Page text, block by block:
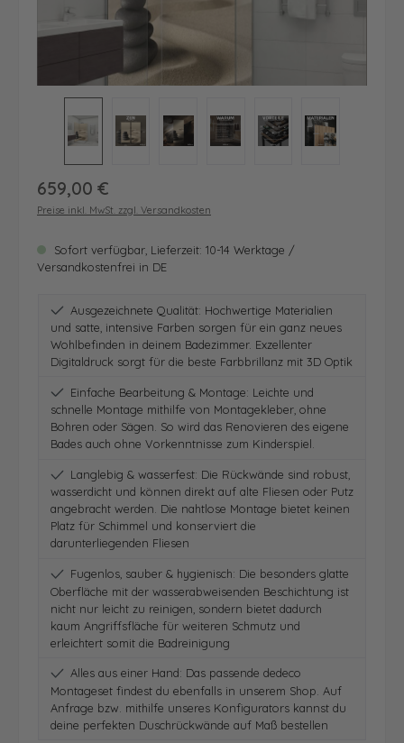
Regulärer Preis:
659,00 €
Preise inkl. MwSt. zzgl. Versandkosten
Sofort verfügbar, Lieferzeit: 10-14 Werktage /
Versandkostenfrei in DE
Ausgezeichnete Qualität: Hochwertige Materialien
und satte, intensive Farben sorgen für ein ganz neues
Wohlbefinden in deinem Badezimmer. Exzellenter
Digitaldruck sorgt für die beste Farbbrillanz mit 3D Optik
Einfache Bearbeitung & Montage: Leichte und
schnelle Montage mithilfe von Montagekleber, ohne
Bohren oder Sägen. So wird das Renovieren des eigene
Bades auch ohne Vorkenntnisse zum Kinderspiel.
Langlebig & wasserfest: Die Rückwände sind robust,
wasserdicht und können direkt auf alte Fliesen oder Putz
angebracht werden. Die nahtlose Montage bietet keinen
Platz für Schimmel und konserviert die
darunterliegenden Fliesen
Fugenlos, sauber & hygienisch: Die besonders glatte
Oberfläche mit der wasserabweisenden Beschichtung ist
nicht nur leicht zu reinigen, sondern bietet dadurch
kaum Angriffsfläche für weiteren Schmutz und
erleichtert somit die Badreinigung
Alles aus einer Hand: Das passende dedeco
Montageset findest du ebenfalls in unserem Shop. Auf
Anfrage bzw. mithilfe unseres Konfigurators kannst du
deine perfekten Duschrückwände auf Maß bestellen